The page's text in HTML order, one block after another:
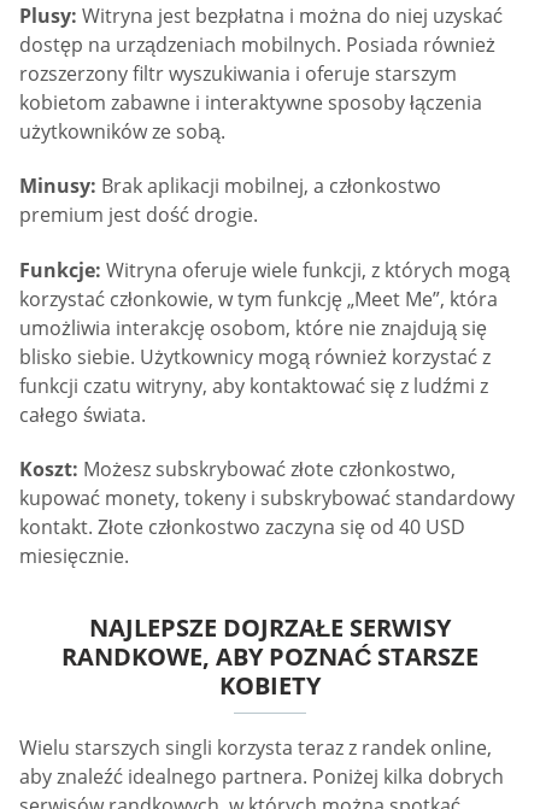
Plusy: Witryna jest bezpłatna i można do niej uzyskać
dostęp na urządzeniach mobilnych. Posiada również
rozszerzony filtr wyszukiwania i oferuje starszym
kobietom zabawne i interaktywne sposoby łączenia
użytkowników ze sobą.
Minusy: Brak aplikacji mobilnej, a członkostwo
premium jest dość drogie.
Funkcje: Witryna oferuje wiele funkcji, z których mogą
korzystać członkowie, w tym funkcję „Meet Me”, która
umożliwia interakcję osobom, które nie znajdują się
blisko siebie. Użytkownicy mogą również korzystać z
funkcji czatu witryny, aby kontaktować się z ludźmi z
całego świata.
Koszt: Możesz subskrybować złote członkostwo,
kupować monety, tokeny i subskrybować standardowy
kontakt. Złote członkostwo zaczyna się od 40 USD
miesięcznie.
NAJLEPSZE DOJRZAŁE SERWISY
RANDKOWE, ABY POZNAĆ STARSZE
KOBIETY
Wielu starszych singli korzysta teraz z randek online,
aby znaleźć idealnego partnera. Poniżej kilka dobrych